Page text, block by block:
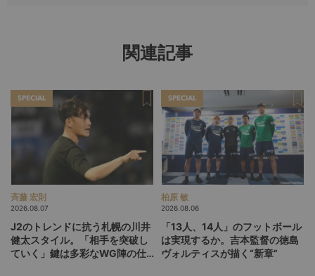
関連記事
SPECIAL
斉藤 宏則
2026.08.07
J2のトレンドに抗う札幌の川井
健太スタイル。「相手を突破し
ていく」鍵は多彩なWG陣の仕
SPECIAL
柏原 敏
2026.08.06
「13人、14人」のフットボール
は実現するか。吉本監督の徳島
ヴォルティスが描く“新章”